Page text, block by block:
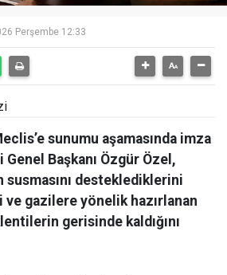
Perşembe 12:33
sunumu aşamasında imza
Genel Başkanı Özgür Özel,
susmasını desteklediklerini
gazilere yönelik hazırlanan
gerisinde kaldığını